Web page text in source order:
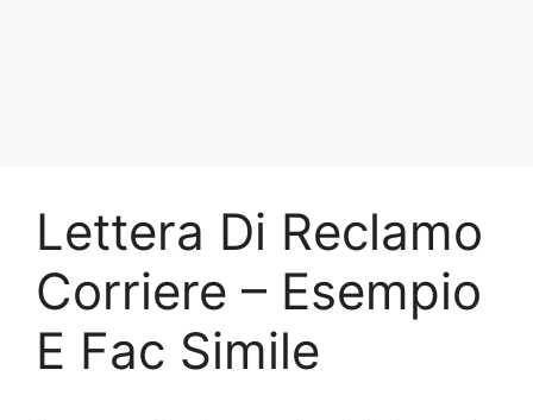
Lettera Di Reclamo
Corriere – Esempio
E Fac Simile